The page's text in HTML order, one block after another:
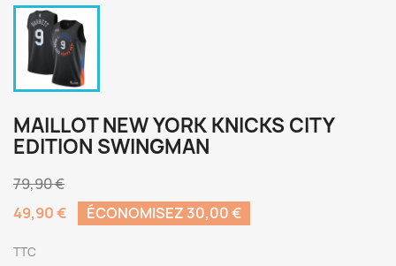
MAILLOT NEW YORK KNICKS CITY
EDITION SWINGMAN
79,90 €
49,90 €
ÉCONOMISEZ 30,00 €
TTC